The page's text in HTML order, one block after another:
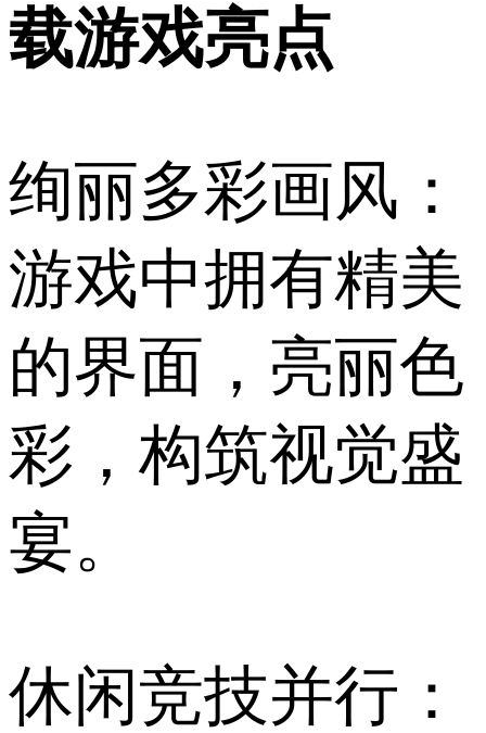
载游戏亮点
绚丽多彩画风：
游戏中拥有精美
的界面，亮丽色
彩，构筑视觉盛
宴。
休闲竞技并行：